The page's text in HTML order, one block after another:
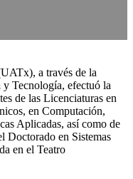
a través de la
Tecnología, efectuó la
de las Licenciaturas en
en Computación,
Aplicadas, así como de
Doctorado en Sistemas
en el Teatro